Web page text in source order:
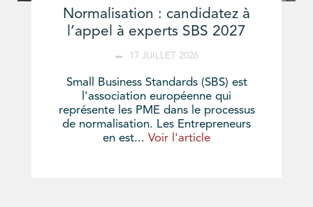
Normalisation : candidatez à
l’appel à experts SBS 2027
17 JUILLET 2026
Small Business Standards (SBS) est
l'association européenne qui
représente les PME dans le processus
de normalisation. Les Entrepreneurs
en est... Voir l'article